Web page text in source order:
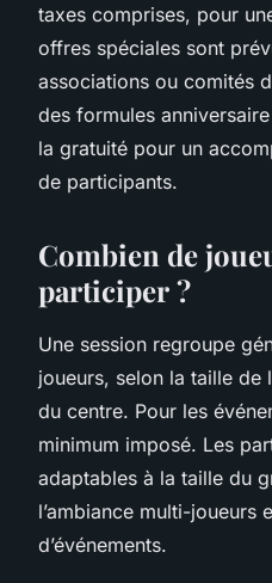
taxes comprises, pour
offres spéciales sont
associations ou comités
des formules
la gratuité pour un
de participants.
Combien de
participer ?
Une session regroupe
joueurs, selon la taille de
du centre. Pour les
minimum imposé. Les
adaptables à la taille du
l’ambiance multi-joueurs
d’événements.